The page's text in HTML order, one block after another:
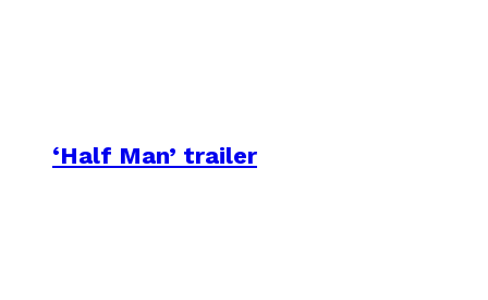
‘Half Man’ trailer